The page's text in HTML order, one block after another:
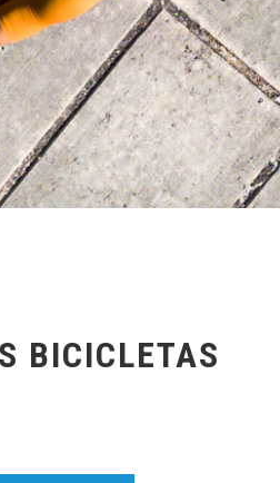
BICICLETAS